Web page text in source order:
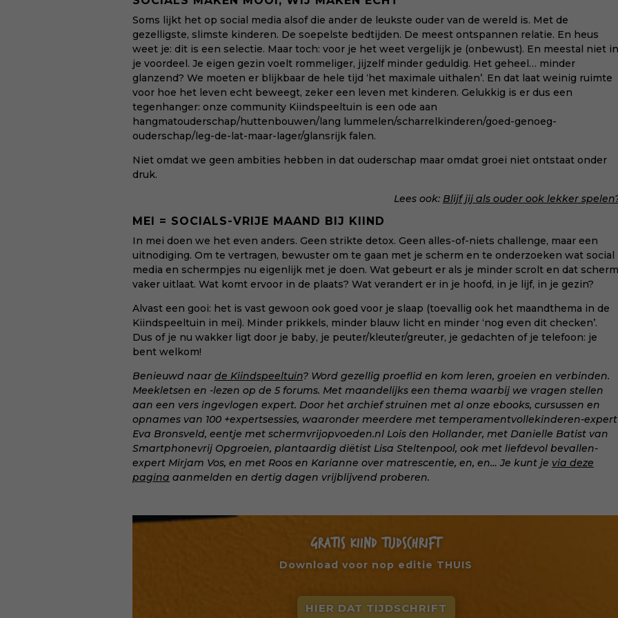
Soms lijkt het op social media alsof die ander de leukste ouder van de wereld is. Met de
gezelligste, slimste kinderen. De soepelste bedtijden. De meest ontspannen relatie. En heus
weet je: dit is een selectie. Maar toch: voor je het weet vergelijk je (onbewust). En meestal niet in
je voordeel. Je eigen gezin voelt rommeliger, jijzelf minder geduldig. Het geheel… minder
glanzend? We moeten er blijkbaar de hele tijd ‘het maximale uithalen’. En dat laat weinig ruimte
voor hoe het leven echt beweegt, zeker een leven met kinderen. Gelukkig is er dus een
tegenhanger: onze community Kiindspeeltuin is een ode aan
hangmatouderschap/huttenbouwen/lang lummelen/scharrelkinderen/goed-genoeg-
ouderschap/leg-de-lat-maar-lager/glansrijk falen.
Niet omdat we geen ambities hebben in dat ouderschap maar omdat groei niet ontstaat onder
druk.
Lees ook: Blijf jij als ouder ook lekker
MEI = SOCIALS-VRIJE MAAND BIJ KIIND
In mei doen we het even anders. Geen strikte detox. Geen alles-of-niets challenge, maar een
uitnodiging. Om te vertragen, bewuster om te gaan met je scherm en te onderzoeken wat social
media en schermpjes nu eigenlijk met je doen. Wat gebeurt er als je minder scrolt en dat scherm
vaker uitlaat. Wat komt ervoor in de plaats? Wat verandert er in je hoofd, in je lijf, in je gezin?
Alvast een gooi: het is vast gewoon ook goed voor je slaap (toevallig ook het maandthema in de
Kiindspeeltuin in mei). Minder prikkels, minder blauw licht en minder ‘nog even dit checken’.
Dus of je nu wakker ligt door je baby, je peuter/kleuter/greuter, je gedachten of je telefoon: je
bent welkom!
Benieuwd naar de Kiindspeeltuin? ⁠Word gezellig proeflid⁠ en kom leren, groeien en verbinden.
Meekletsen en -lezen op de 5 forums. Met maandelijks een thema waarbij we vragen stellen
aan een vers ingevlogen expert. Door het archief struinen met al onze ebooks, cursussen en
opnames van 100 +expertsessies, waaronder meerdere met temperamentvollekinderen-expert
Eva Bronsveld, eentje met schermvrijopvoeden.nl Lois den Hollander, met Danielle Batist van
Smartphonevrij Opgroeien, plantaardig diëtist Lisa Steltenpool, ook met liefdevol bevallen-
expert Mirjam Vos, en met Roos en Karianne over matrescentie, en, en… Je kunt je via deze
pagina aanmelden en dertig dagen vrijblijvend proberen.
GRATIS KIIND TIJDSCHRIFT
Download voor nop editie THUIS
HIER DAT TIJDSCHRIFT